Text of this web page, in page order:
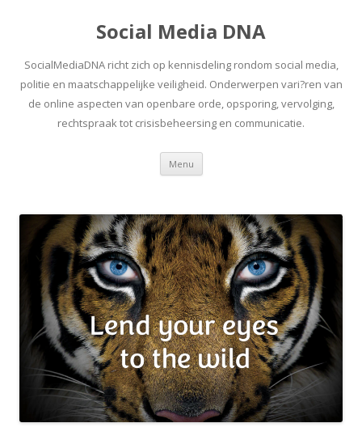
Social Media DNA
SocialMediaDNA richt zich op kennisdeling rondom social media,
politie en maatschappelijke veiligheid. Onderwerpen vari?ren van
de online aspecten van openbare orde, opsporing, vervolging,
rechtspraak tot crisisbeheersing en communicatie.
Menu Spring
inhoud